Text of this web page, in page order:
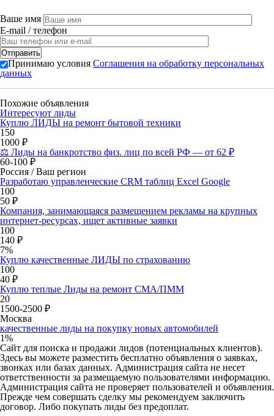
Ваше имя
E-mail / телефон
Принимаю условия Соглашения на обработку персональных
данных
Похожие объявления
Интересуют лиды
Куплю ЛИДЫ на ремонт бытовой техники
150
1000 ₽
⚖️ Лиды на банкротство физ. лиц по всей РФ — от 62 ₽
60-100 ₽
Россия / Ваш регион
Разработаю управленческие CRM таблиц Excel Google
100
50 ₽
Компания, занимающаяся размещением рекламы на крупных
интернет-ресурсах, ищет активные заявки
100
140 ₽
7%
Куплю качественные ЛИДЫ по страхованию
100
40 ₽
Куплю теплые Лиды на ремонт СМА/ПММ
20
1500-2500 ₽
Москва
качественные лиды на покупку новых автомобилей
1%
Сайт для поиска и продажи лидов (потенциальных клиентов).
Здесь вы можете разместить бесплатно объявления о заявках,
звонках или базах данных. Администрация сайта не несет
ответственности за размещаемую пользователями информацию.
Администрация сайта не проверяет пользователей и объявления.
Прежде чем совершать сделку мы рекомендуем заключить
договор. Либо покупать лиды без предоплат.